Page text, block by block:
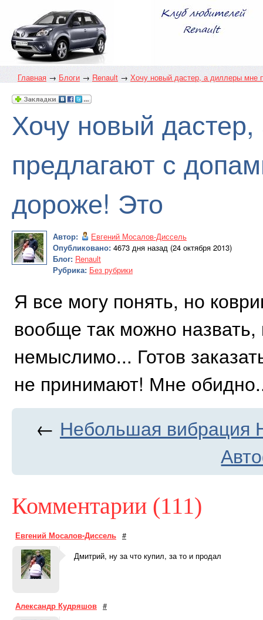
Главная → Блоги → Renault → Хочу новый дастер, а диллеры мне
Хочу новый
предлагают с
дороже! Это
Автор:
Евгений Мосалов-Диссель
Опубликовано: 4673 дня назад (24 октября 2013)
Блог: Renault
Рубрика: Без рубрики
Я все могу понять, но
вообще так можно назвать,
немыслимо... Готов
не принимают! Мне
← Небольшая вибрация
Комментарии (111)
Евгений Мосалов-Диссель #
Дмитрий, ну за что купил, за то и продал
Александр Кудряшов #